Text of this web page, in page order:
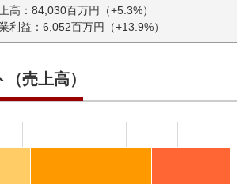
高：84,030百万円（+5.3%）
利益：6,052百万円（+13.9%）
売上高）